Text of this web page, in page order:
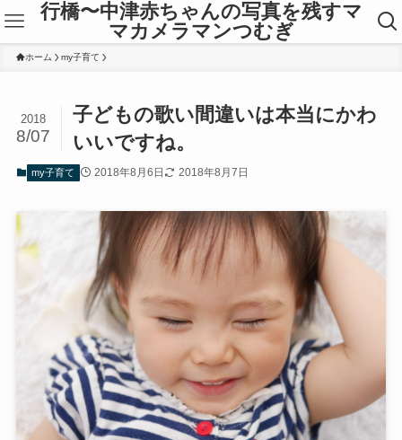
行橋〜中津赤ちゃんの写真を残すマ
マカメラマンつむぎ
ホーム my子育て
子どもの歌い間違いは本当にかわ
いいですね。
2018
8/07
my子育て 2018年8月6日 2018年8月7日